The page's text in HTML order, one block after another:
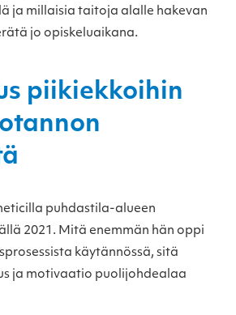
ja millaisia taitoja alalle hakevan
jo opiskeluaikana.
piikiekkoihin
puhdastila-alueen
2021. Mitä enemmän hän oppi
käytännössä, sitä
ja motivaatio puolijohdealaa